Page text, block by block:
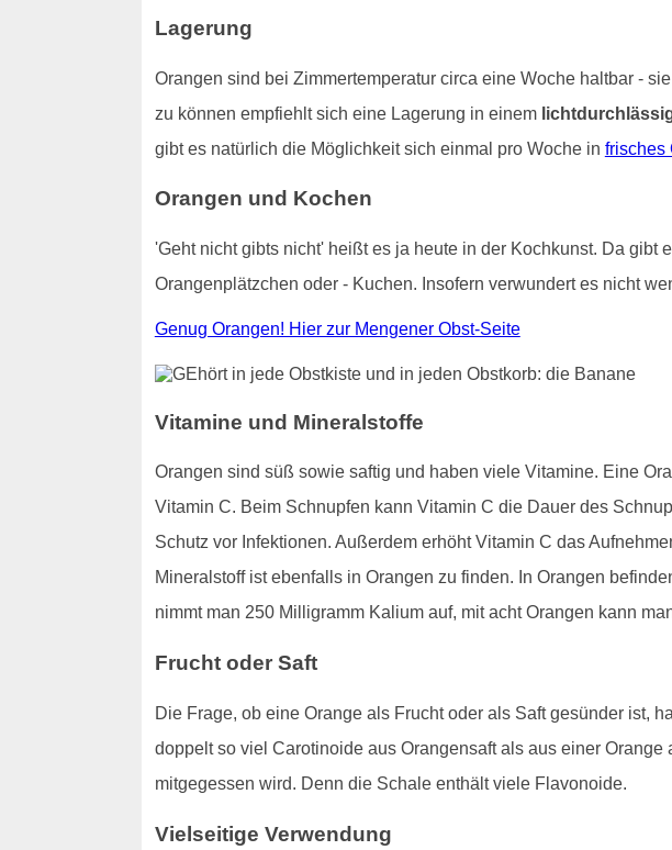
Lagerung
Orangen sind bei Zimmertemperatur circa eine Woche haltbar -
zu können empfiehlt sich eine Lagerung in einem
gibt es natürlich die Möglichkeit sich einmal pro Woche in frisches
Orangen und Kochen
'Geht nicht gibts nicht' heißt es ja heute in der Kochkunst. Da
Orangenplätzchen oder - Kuchen. Insofern verwundert es nicht
Genug Orangen! Hier zur Mengener Obst-Seite
Vitamine und Mineralstoffe
Orangen sind süß sowie saftig und haben viele Vitamine. Eine
Vitamin C. Beim Schnupfen kann Vitamin C die Dauer des
Schutz vor Infektionen. Außerdem erhöht Vitamin C das
Mineralstoff ist ebenfalls in Orangen zu finden. In Orangen
nimmt man 250 Milligramm Kalium auf, mit acht Orangen kann
Frucht oder Saft
Die Frage, ob eine Orange als Frucht oder als Saft gesünder ist,
doppelt so viel Carotinoide aus Orangensaft als aus einer
mitgegessen wird. Denn die Schale enthält viele Flavonoide.
Vielseitige Verwendung